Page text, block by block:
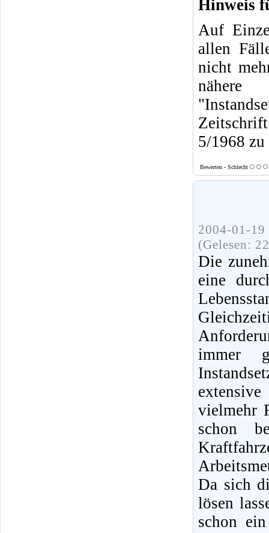
Hinweis
Auf
allen
nicht
5/1968
Bewerten - Schlecht
2004-01-
(Gelesen:
Die
eine
immer
vielmehr
schon
Da sich
lösen
schon